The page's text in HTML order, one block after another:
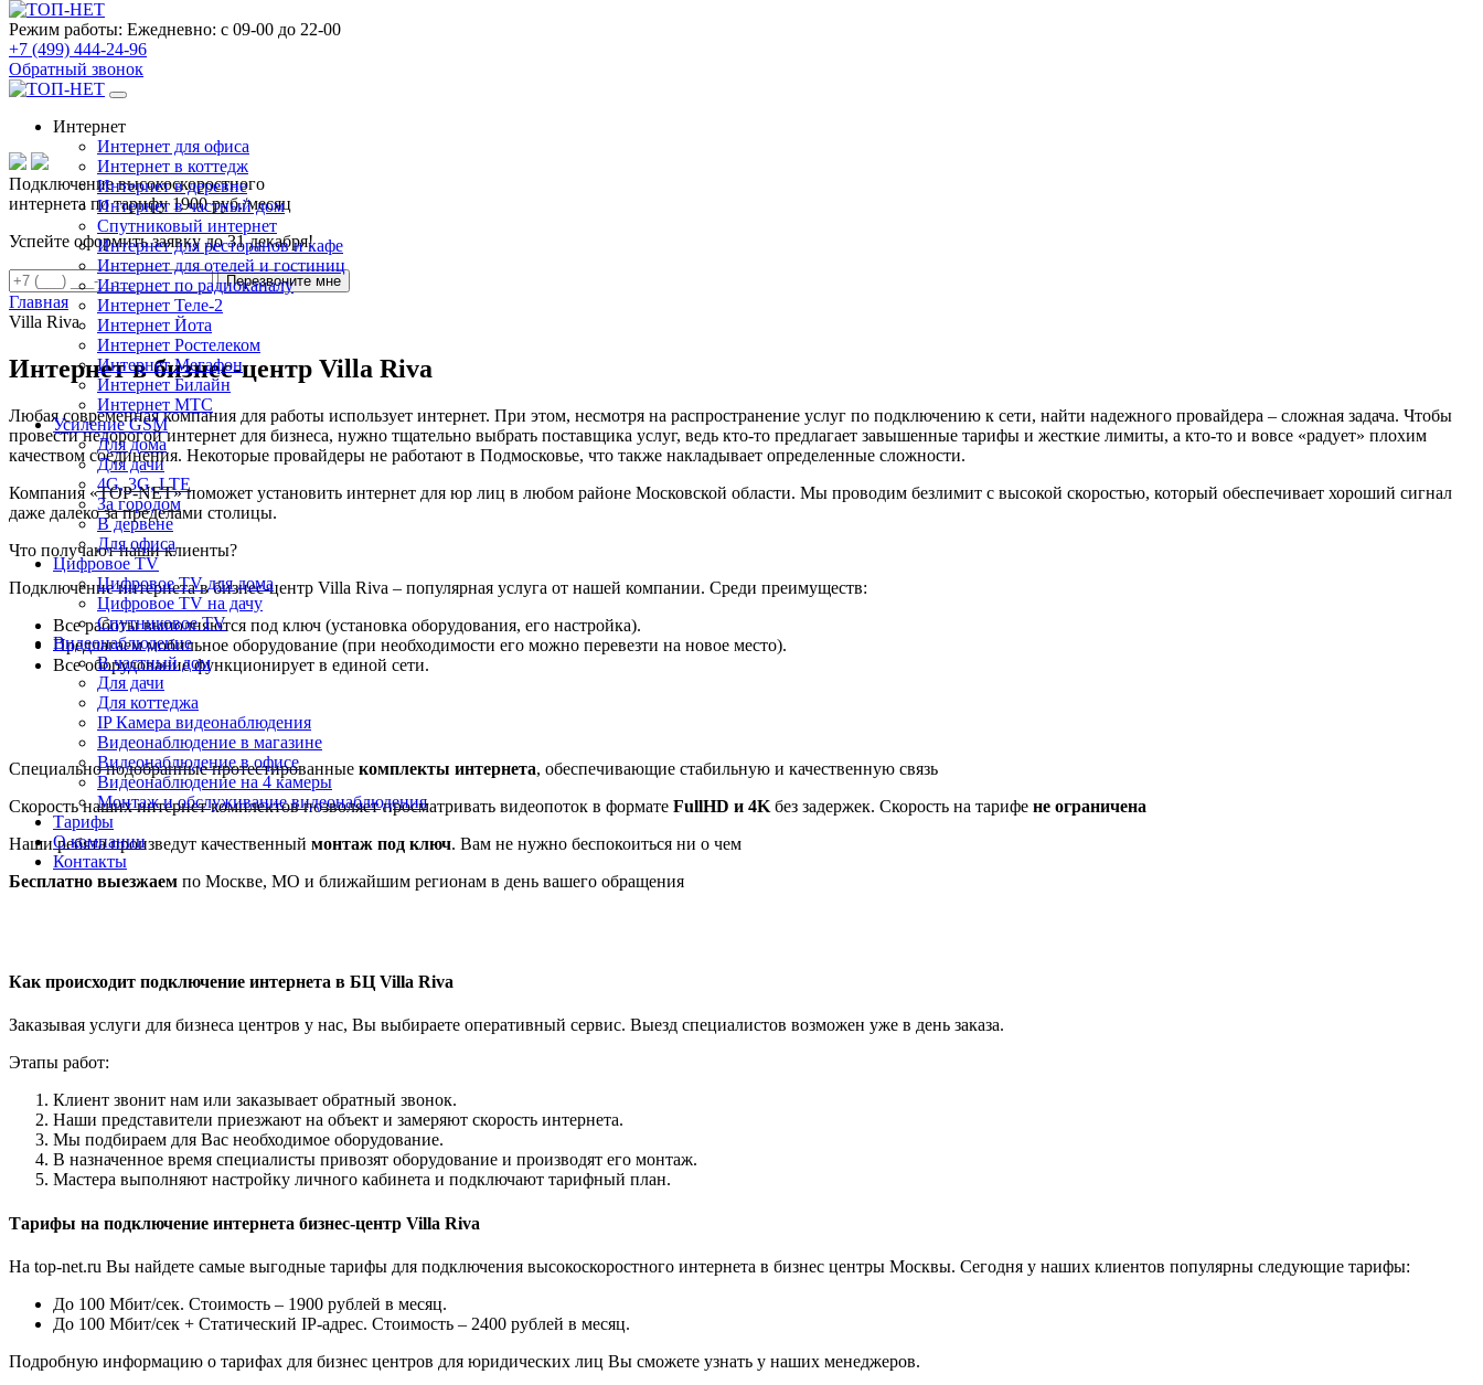
Режим работы: Ежедневно: с 09-00 до 22-00
+7 (499) 444-24-96
Обратный звонок
Интернет
Интернет для офиса
Интернет в коттедж
Интернет в деревне
Интернет в частный дом
Спутниковый интернет
Интернет для ресторанов и кафе
Интернет для отелей и гостиниц
Интернет по радиоканалу
Интернет Теле-2
Интернет Йота
Интернет Ростелеком
Интернет Мегафон
Интернет Билайн
Интернет МТС
Усиление GSM
Для дома
Для дачи
4G, 3G, LTE
За городом
В дервене
Для офиса
Цифровое TV
Цифровое TV для дома
Цифровое TV на дачу
Спутниковое TV
Видеонаблюдение
В частный дом
Для дачи
Для коттеджа
IP Камера видеонаблюдения
Видеонаблюдение в магазине
Видеонаблюдение в офисе
Видеонаблюдение на 4 камеры
Монтаж и обслуживание видеонаблюдения
Тарифы
О компании
Контакты
Подключениевысокоскоростного
интернета по тарифу1900 руб./месяц
Успейте оформить заявку до 31 декабря!
Перезвоните мне
Главная
Villa Riva
Интернет в бизнес-центр Villa Riva
Любая современная компания для работы использует интернет. При этом, несмотря на распространение услуг по подключению к сети, найти надежного провайдера – сложная задача. Чтобы
провести недорогой интернет для бизнеса, нужно тщательно выбрать поставщика услуг, ведь кто-то предлагает завышенные тарифы и жесткие лимиты, а кто-то и вовсе «радует» плохим
качеством соединения. Некоторые провайдеры не работают в Подмосковье, что также накладывает определенные сложности.
Компания «TOP-NET» поможет установить интернет для юр лиц в любом районе Московской области. Мы проводим безлимит с высокой скоростью, который обеспечивает хороший сигнал
даже далеко за пределами столицы.
Что получают наши клиенты?
Подключение интернета в бизнес-центр Villa Riva – популярная услуга от нашей компании. Среди преимуществ:
Все работы выполняются под ключ (установка оборудования, его настройка).
Предлагаем мобильное оборудование (при необходимости его можно перевезти на новое место).
Все оборудование функционирует в единой сети.
Специально подобранные протестированные комплекты интернета, обеспечивающие стабильную и качественную связь
Скорость наших интернет комплектов позволяет просматривать видеопоток в формате FullHD и 4K без задержек. Скорость на тарифе не ограничена
Наши ребята произведут качественный монтаж под ключ. Вам не нужно беспокоиться ни о чем
Бесплатно выезжаем по Москве, МО и ближайшим регионам в день вашего обращения
Как происходит подключение интернета в БЦ Villa Riva
Заказывая услуги для бизнеса центров у нас, Вы выбираете оперативный сервис. Выезд специалистов возможен уже в день заказа.
Этапы работ:
Клиент звонит нам или заказывает обратный звонок.
Наши представители приезжают на объект и замеряют скорость интернета.
Мы подбираем для Вас необходимое оборудование.
В назначенное время специалисты привозят оборудование и производят его монтаж.
Мастера выполняют настройку личного кабинета и подключают тарифный план.
Тарифы на подключение интернета бизнес-центр Villa Riva
На top-net.ru Вы найдете самые выгодные тарифы для подключения высокоскоростного интернета в бизнес центры Москвы. Сегодня у наших клиентов популярны следующие тарифы:
До 100 Мбит/сек. Стоимость – 1900 рублей в месяц.
До 100 Мбит/сек + Статический IP-адрес. Стоимость – 2400 рублей в месяц.
Подробную информацию о тарифах для бизнес центров для юридических лиц Вы сможете узнать у наших менеджеров.